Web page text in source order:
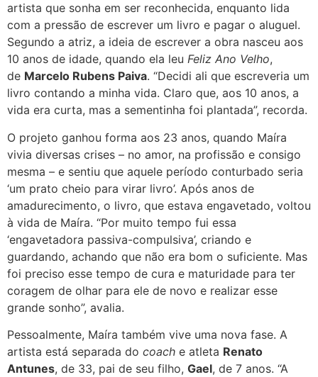
artista que sonha em ser reconhecida, enquanto lida
com a pressão de escrever um livro e pagar o aluguel.
Segundo a atriz, a ideia de escrever a obra nasceu aos
10 anos de idade, quando ela leu Feliz Ano Velho,
de Marcelo Rubens Paiva. “Decidi ali que escreveria um
livro contando a minha vida. Claro que, aos 10 anos, a
vida era curta, mas a sementinha foi plantada”, recorda.
O projeto ganhou forma aos 23 anos, quando Maíra
vivia diversas crises – no amor, na profissão e consigo
mesma – e sentiu que aquele período conturbado seria
‘um prato cheio para virar livro’. Após anos de
amadurecimento, o livro, que estava engavetado, voltou
à vida de Maíra. “Por muito tempo fui essa
‘engavetadora passiva-compulsiva’, criando e
guardando, achando que não era bom o suficiente. Mas
foi preciso esse tempo de cura e maturidade para ter
coragem de olhar para ele de novo e realizar esse
grande sonho”, avalia.
Pessoalmente, Maíra também vive uma nova fase. A
artista está separada do coach e atleta Renato
Antunes, de 33, pai de seu filho, Gael, de 7 anos. “A